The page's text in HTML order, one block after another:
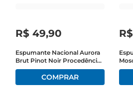
verdadeira celebração de sabor.
Versatilidade na
O Espumante Bra
extremamente versátil e
R$ 49,90
Espumante Nacional Aurora
Brut Pinot Noir Procedências
Branco 750ml
R$